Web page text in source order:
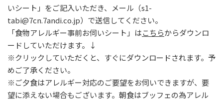
いシート」をご記入いただき、メール（s1-
tabi@7cn.7andi.co.jp）で送信してください。
「食物アレルギー事前お伺いシート」はこちらからダウンロ
ードしていただけます。↓
※クリックしていただくと、すぐにダウンロードされます。予
めご了承ください。
※ご夕食はアレルギー対応のご要望をお伺いできますが、要
望に添えない場合もございます。朝食はブッフェの為アレル